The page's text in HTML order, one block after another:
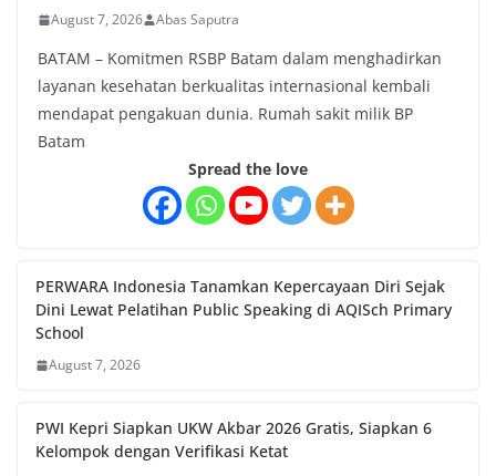
August 7, 2026 Abas Saputra
BATAM – Komitmen RSBP Batam dalam menghadirkan
layanan kesehatan berkualitas internasional kembali
mendapat pengakuan dunia. Rumah sakit milik BP
Batam
Spread the love
PERWARA Indonesia Tanamkan Kepercayaan Diri Sejak
Dini Lewat Pelatihan Public Speaking di AQISch Primary
School
August 7, 2026
PWI Kepri Siapkan UKW Akbar 2026 Gratis, Siapkan 6
Kelompok dengan Verifikasi Ketat